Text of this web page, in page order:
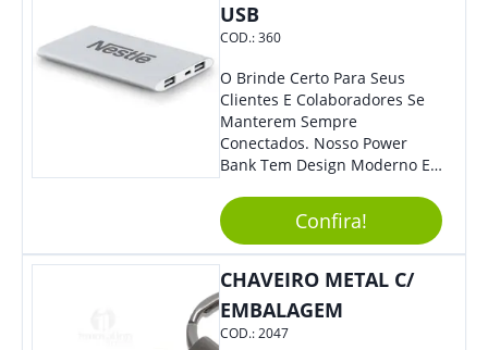
USB
COD.:360
O Brinde Certo Para Seus
Clientes E Colaboradores Se
Manterem Sempre
Conectados. Nosso Power
Bank Tem Design Moderno E
Na Bolsa Ou Na Mochila.
Compatível Com Diversos
Aparelhos, O Brinde É Super
Eficiente E Ágil, Ideal Para
Dia A Dia. Personalize-O Com
Sua Marca E Tenha Ainda
Confira!
CHAVEIRO METAL C/
EMBALAGEM
COD.:2047